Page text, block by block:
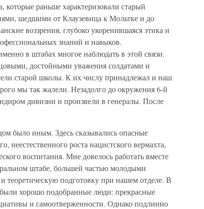
раньше характеризовали старый
шедшими от Клаузевица к Мольтке и до
воззрения, глубоко укоренившаяся этика и
знаний и навыков.
в штабах многое наблюдать в этой связи.
достойными уважения солдатами и
старой школы. К их числу принадлежал и наш
мы так жалели. Незадолго до окружения 6-й
дивизии и произвели в генералы. После
было иным. Здесь сказывались опасные
неестественного роста нацистского вермахта,
воспитания. Мне довелось работать вместе
штабе, большей частью молодыми
теоретическую подготовку при нашем отделе. В
хорошо подобранные люди: прекрасные
и самоотверженности. Однако подлинно